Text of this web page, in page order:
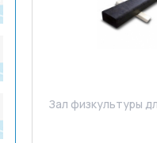
Зал физкультуры